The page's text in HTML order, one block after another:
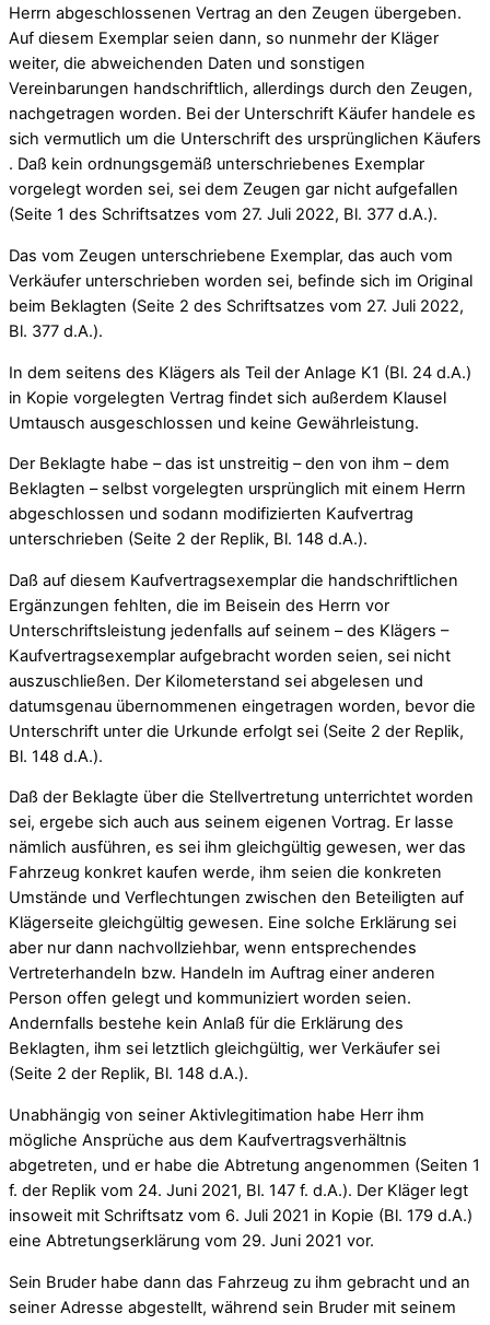
Herrn abgeschlossenen Vertrag an den Zeugen übergeben.
Auf diesem Exemplar seien dann, so nunmehr der Kläger
weiter, die abweichenden Daten und sonstigen
Vereinbarungen handschriftlich, allerdings durch den Zeugen,
nachgetragen worden. Bei der Unterschrift Käufer handele es
sich vermutlich um die Unterschrift des ursprünglichen Käufers
. Daß kein ordnungsgemäß unterschriebenes Exemplar
vorgelegt worden sei, sei dem Zeugen gar nicht aufgefallen
(Seite 1 des Schriftsatzes vom 27. Juli 2022, Bl. 377 d.A.).
Das vom Zeugen unterschriebene Exemplar, das auch vom
Verkäufer unterschrieben worden sei, befinde sich im Original
beim Beklagten (Seite 2 des Schriftsatzes vom 27. Juli 2022,
Bl. 377 d.A.).
In dem seitens des Klägers als Teil der Anlage K1 (Bl. 24 d.A.)
in Kopie vorgelegten Vertrag findet sich außerdem Klausel
Umtausch ausgeschlossen und keine Gewährleistung.
Der Beklagte habe – das ist unstreitig – den von ihm – dem
Beklagten – selbst vorgelegten ursprünglich mit einem Herrn
abgeschlossen und sodann modifizierten Kaufvertrag
unterschrieben (Seite 2 der Replik, Bl. 148 d.A.).
Daß auf diesem Kaufvertragsexemplar die handschriftlichen
Ergänzungen fehlten, die im Beisein des Herrn vor
Unterschriftsleistung jedenfalls auf seinem – des Klägers –
Kaufvertragsexemplar aufgebracht worden seien, sei nicht
auszuschließen. Der Kilometerstand sei abgelesen und
datumsgenau übernommenen eingetragen worden, bevor die
Unterschrift unter die Urkunde erfolgt sei (Seite 2 der Replik,
Bl. 148 d.A.).
Daß der Beklagte über die Stellvertretung unterrichtet worden
sei, ergebe sich auch aus seinem eigenen Vortrag. Er lasse
nämlich ausführen, es sei ihm gleichgültig gewesen, wer das
Fahrzeug konkret kaufen werde, ihm seien die konkreten
Umstände und Verflechtungen zwischen den Beteiligten auf
Klägerseite gleichgültig gewesen. Eine solche Erklärung sei
aber nur dann nachvollziehbar, wenn entsprechendes
Vertreterhandeln bzw. Handeln im Auftrag einer anderen
Person offen gelegt und kommuniziert worden seien.
Andernfalls bestehe kein Anlaß für die Erklärung des
Beklagten, ihm sei letztlich gleichgültig, wer Verkäufer sei
(Seite 2 der Replik, Bl. 148 d.A.).
Unabhängig von seiner Aktivlegitimation habe Herr ihm
mögliche Ansprüche aus dem Kaufvertragsverhältnis
abgetreten, und er habe die Abtretung angenommen (Seiten 1
f. der Replik vom 24. Juni 2021, Bl. 147 f. d.A.). Der Kläger legt
insoweit mit Schriftsatz vom 6. Juli 2021 in Kopie (Bl. 179 d.A.)
eine Abtretungserklärung vom 29. Juni 2021 vor.
Sein Bruder habe dann das Fahrzeug zu ihm gebracht und an
seiner Adresse abgestellt, während sein Bruder mit seinem